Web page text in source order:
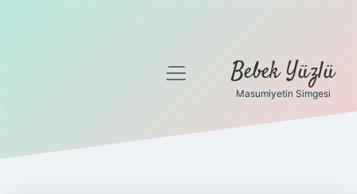
Gizlilik Politikası
menüyü
Bebek Yüzlü
Masumiyetin Simgesi